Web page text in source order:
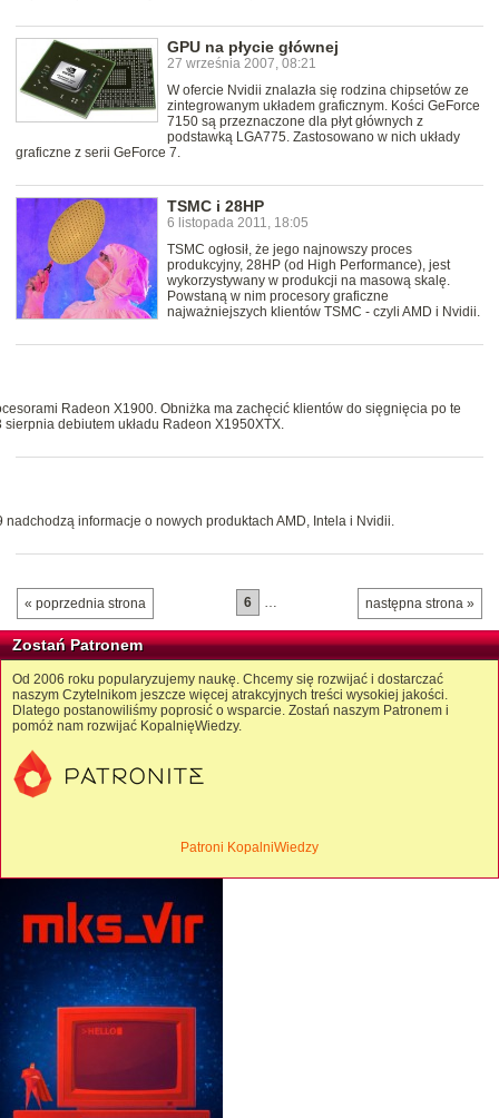
GPU na płycie głównej
27 września 2007, 08:21
W ofercie Nvidii znalazła się rodzina chipsetów ze
zintegrowanym układem graficznym. Kości GeForce
7150 są przeznaczone dla płyt głównych z
podstawką LGA775. Zastosowano w nich układy
graficzne z serii GeForce 7.
TSMC i 28HP
6 listopada 2011, 18:05
TSMC ogłosił, że jego najnowszy proces
produkcyjny, 28HP (od High Performance), jest
wykorzystywany w produkcji na masową skalę.
Powstaną w nim procesory graficzne
najważniejszych klientów TSMC - czyli AMD i Nvidii.
Radeon X1900. Obniżka ma zachęcić klientów do sięgnięcia po te
debiutem układu Radeon X1950XTX.
nadchodzą informacje o nowych produktach AMD, Intela i Nvidii.
« poprzednia strona następna strona »
6 …
Zostań Patronem
Od 2006 roku popularyzujemy naukę. Chcemy się rozwijać i dostarczać
naszym Czytelnikom jeszcze więcej atrakcyjnych treści wysokiej jakości.
Dlatego postanowiliśmy poprosić o wsparcie. Zostań naszym Patronem i
pomóż nam rozwijać KopalnięWiedzy.
Patroni KopalniWiedzy